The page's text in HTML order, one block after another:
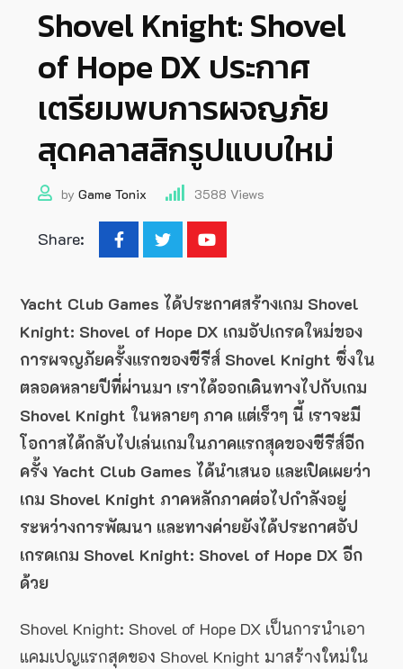
Shovel Knight: Shovel
of Hope DX ประกาศ
เตรียมพบการผจญภัย
สุดคลาสสิกรูปแบบใหม่
by Game Tonix 3588 Views
Share:
Yacht Club Games ได้ประกาศสร้างเกม Shovel
Knight: Shovel of Hope DX เกมอัปเกรดใหม่ของ
การผจญภัยครั้งแรกของซีรีส์ Shovel Knight ซึ่งใน
ตลอดหลายปีที่ผ่านมา เราได้ออกเดินทางไปกับเกม
Shovel Knight ในหลายๆ ภาค แต่เร็วๆ นี้ เราจะมี
โอกาสได้กลับไปเล่นเกมในภาคแรกสุดของซีรีส์อีก
ครั้ง Yacht Club Games ได้นำเสนอ และเปิดเผยว่า
เกม Shovel Knight ภาคหลักภาคต่อไปกำลังอยู่
ระหว่างการพัฒนา และทางค่ายยังได้ประกาศอัป
เกรดเกม Shovel Knight: Shovel of Hope DX อีก
ด้วย
Shovel Knight: Shovel of Hope DX เป็นการนำเอา
แคมเปญแรกสุดของ Shovel Knight มาสร้างใหม่ใน